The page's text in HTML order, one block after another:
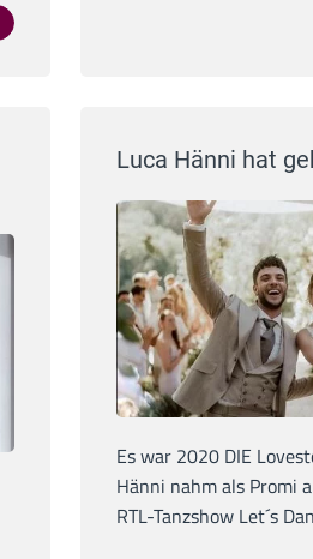
Luca Hänni hat
Es war 2020 DIE
Hänni nahm als Promi
RTL-Tanzshow Let´s